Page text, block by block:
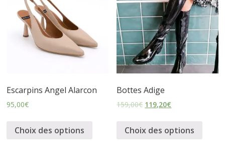
Escarpins Angel Alarcon
95,00€
Choix des options
Bottes Adige
159,00€ 119,20€
Choix des options